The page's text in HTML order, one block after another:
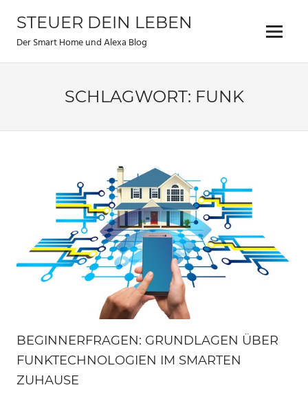
Inhalt
springen
STEUER DEIN LEBEN
Der Smart Home und Alexa Blog Menu
SCHLAGWORT: FUNK
BEGINNERFRAGEN: GRUNDLAGEN ÜBER
FUNKTECHNOLOGIEN IM SMARTEN
ZUHAUSE